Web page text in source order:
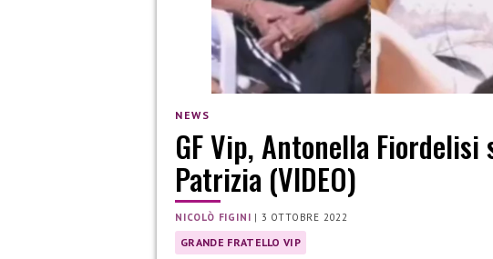
NEWS
GF Vip, Antonella
Patrizia (VIDEO)
NICOLÒ FIGINI | 3 OTTOBRE 2022
GRANDE FRATELLO VIP